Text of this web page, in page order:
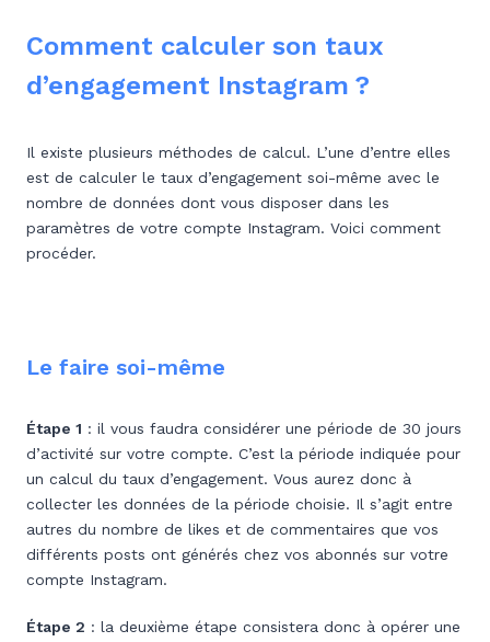
Comment calculer son taux
d’engagement Instagram ?
Il existe plusieurs méthodes de calcul. L’une d’entre elles
est de calculer le taux d’engagement soi-même avec le
nombre de données dont vous disposer dans les
paramètres de votre compte Instagram. Voici comment
procéder.
Le faire soi-même
Étape 1 : il vous faudra considérer une période de 30 jours
d’activité sur votre compte. C’est la période indiquée pour
un calcul du taux d’engagement. Vous aurez donc à
collecter les données de la période choisie. Il s’agit entre
autres du nombre de likes et de commentaires que vos
différents posts ont générés chez vos abonnés sur votre
compte Instagram.
Étape 2 : la deuxième étape consistera donc à opérer une